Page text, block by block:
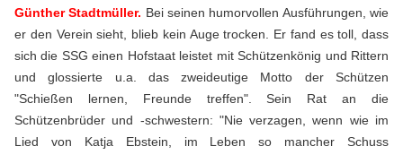
Günther Stadtmüller. Bei seinen humorvollen Ausführungen, wie
er den Verein sieht, blieb kein Auge trocken. Er fand es toll, dass
sich die SSG einen Hofstaat leistet mit Schützenkönig und Rittern
und glossierte u.a. das zweideutige Motto der Schützen
"Schießen lernen, Freunde treffen". Sein Rat an die
Schützenbrüder und -schwestern: "Nie verzagen, wenn wie im
Lied von Katja Ebstein, im Leben so mancher Schuss